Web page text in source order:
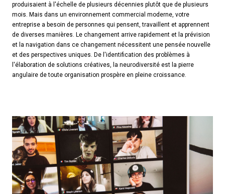
produisaient à l'échelle de plusieurs décennies plutôt que de plusieurs
mois. Mais dans un environnement commercial moderne, votre
entreprise a besoin de personnes qui pensent, travaillent et apprennent
de diverses manières. Le changement arrive rapidement et la prévision
et la navigation dans ce changement nécessitent une pensée nouvelle
et des perspectives uniques. De l'identification des problèmes à
l'élaboration de solutions créatives, la neurodiversité est la pierre
angulaire de toute organisation prospère en pleine croissance.